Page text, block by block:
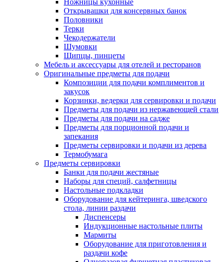
Ножницы кухонные
Открывашки для консервных банок
Половники
Терки
Чекодержатели
Шумовки
Щипцы, пинцеты
Мебель и аксессуары для отелей и ресторанов
Оригинальные предметы для подачи
Композиции для подачи комплиментов и
закусок
Корзинки, ведерки для сервировки и подачи
Предметы для подачи из нержавеющей стали
Предметы для подачи на садже
Предметы для порционной подачи и
запекания
Предметы сервировки и подачи из дерева
Термобумага
Предметы сервировки
Банки для подачи жестяные
Наборы для специй, салфетницы
Настольные подкладки
Оборудование для кейтеринга, шведского
стола, линии раздачи
Диспенсеры
Индукционные настольные плиты
Мармиты
Оборудование для приготовления и
раздачи кофе